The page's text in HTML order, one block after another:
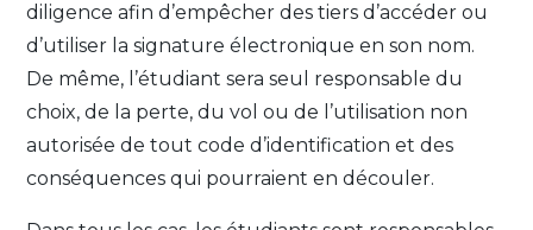
diligence afin d’empêcher des tiers d’accéder ou
d’utiliser la signature électronique en son nom.
De même, l’étudiant sera seul responsable du
choix, de la perte, du vol ou de l’utilisation non
autorisée de tout code d’identification et des
conséquences qui pourraient en découler.